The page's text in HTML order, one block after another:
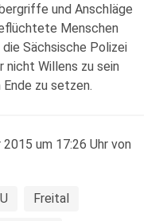
und Anschläge
Menschen
Sächsische Polizei
nicht Willens zu sein
zu setzen.
um 17:26 Uhr von
Freital